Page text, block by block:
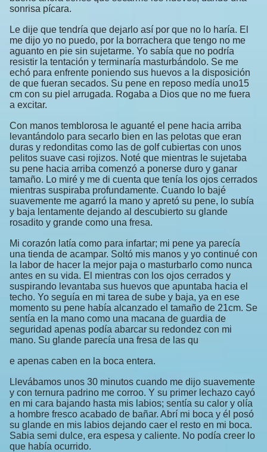
sonrisa pícara.
Le dije que tendría que dejarlo así por que no lo haría. El
me dijo yo no puedo, por la borrachera que tengo no me
aguanto en pie sin sujetarme. Yo sabía que no podría
resistir la tentación y terminaría masturbándolo. Se me
echó para enfrente poniendo sus huevos a la disposición
de que fueran secados. Su pene en reposo medía uno15
cm con su piel arrugada. Rogaba a Dios que no me fuera
a excitar.
Con manos temblorosa le aguanté el pene hacia arriba
levantándolo para secarlo bien en las pelotas que eran
duras y redonditas como las de golf cubiertas con unos
pelitos suave casi rojizos. Noté que mientras le sujetaba
su pene hacia arriba comenzó a ponerse duro y ganar
tamaño. Lo miré y me di cuenta que tenía los ojos cerrados
mientras suspiraba profundamente. Cuando lo bajé
suavemente me agarró la mano y apretó su pene, lo subía
y baja lentamente dejando al descubierto su glande
rosadito y grande como una fresa.
Mi corazón latía como para infartar; mi pene ya parecía
una tienda de acampar. Soltó mis manos y yo continué con
la labor de hacer la mejor paja o masturbarlo como nunca
antes en su vida. El mientras con los ojos cerrados y
suspirando levantaba sus huevos que apuntaba hacia el
techo. Yo seguía en mi tarea de sube y baja, ya en ese
momento su pene había alcanzado el tamaño de 21cm. Se
sentía en la mano como una macana de guardia de
seguridad apenas podía abarcar su redondez con mi
mano. Su glande parecía una fresa de las qu
e apenas caben en la boca entera.
Llevábamos unos 30 minutos cuando me dijo suavemente
y con ternura padrino me corroo. Y su primer lechazo cayó
en mi cara bajando hasta mis labios; sentía su calor y olía
a hombre fresco acabado de bañar. Abrí mi boca y él posó
su glande en mis labios dejando caer el resto en mi boca.
Sabia semi dulce, era espesa y caliente. No podía creer lo
que había ocurrido.